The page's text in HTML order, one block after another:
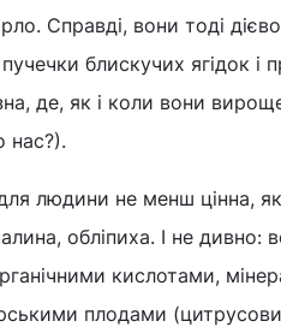
Справді, вони тоді
блискучих ягідок і
де, як і коли вони
нас?).
людини не менш цінна, як
обліпиха. І не дивно:
кислотами,
плодами